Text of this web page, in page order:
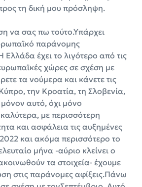
τη δική μου πρόσληψη.
να σας πω τούτο.Υπάρχει
παράνομης
Ελλάδα έχει το λιγότερο από τις
χώρες σε σχέση με
τα νούμερα και κάνετε τις
την Κροατία, τη Σλοβενία,
αυτό, όχι μόνο
με περισσότερη
και ασφάλεια τις αυξημένες
και ακόμα περισσότερο το
μήνα -αύριο κλείνει ο
τα στοιχεία- έχουμε
στις παράνομες αφίξεις.Πάνω